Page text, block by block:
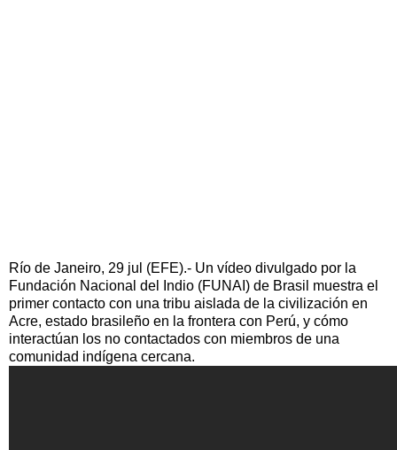
Río de Janeiro, 29 jul (EFE).- Un vídeo divulgado por la
Fundación Nacional del Indio (FUNAI) de Brasil muestra el
primer contacto con una tribu aislada de la civilización en
Acre, estado brasileño en la frontera con Perú, y cómo
interactúan los no contactados con miembros de una
comunidad indígena cercana.